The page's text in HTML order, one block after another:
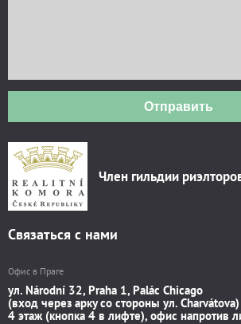
Отправить
Член гильдии
Связаться с нами
Офис в Праге
ул. Národní 32, Praha 1, Palác Chicago
(вход через арку со стороны ул. Charvátova)
4 этаж (кнопка 4 в лифте), офис напротив